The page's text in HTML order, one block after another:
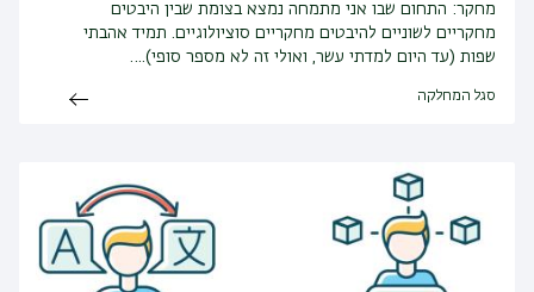
מחקר: התחום שבו אני מתמחה נמצא בצומת שבין היבטים
מחקריים לשוניים להיבטים מחקריים סוציולוגיים. תמיד אהבתי
שפות (עד היום למדתי עשר, ואולי זה לא מספר סופי).…
סגל המחלקה